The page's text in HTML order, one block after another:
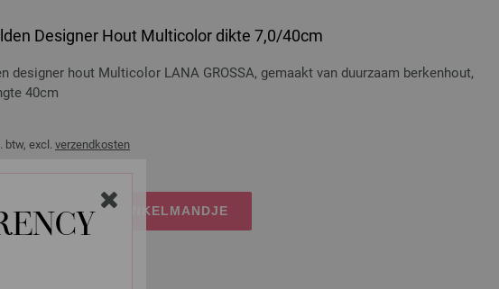
Designer Hout Multicolor dikte 7,0/40cm
designer hout Multicolor LANA GROSSA, gemaakt van duurzaam berkenhout,
40cm
btw, excl. verzendkosten
IN MIJN WINKELMANDJE